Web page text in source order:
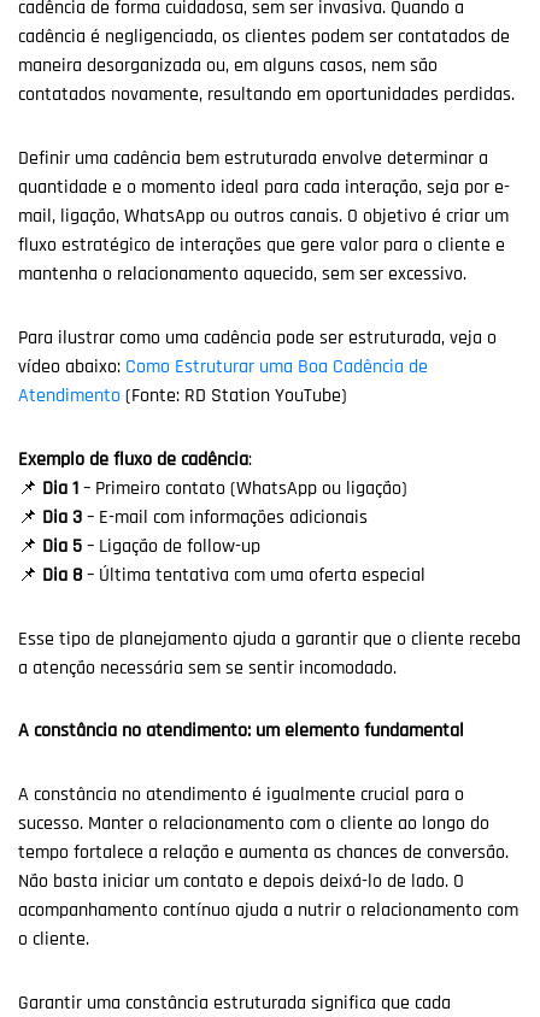
cadência de forma cuidadosa, sem ser invasiva. Quando a
cadência é negligenciada, os clientes podem ser contatados de
maneira desorganizada ou, em alguns casos, nem são
contatados novamente, resultando em oportunidades perdidas.
Definir uma cadência bem estruturada envolve determinar a
quantidade e o momento ideal para cada interação, seja por e-
mail, ligação, WhatsApp ou outros canais. O objetivo é criar um
fluxo estratégico de interações que gere valor para o cliente e
mantenha o relacionamento aquecido, sem ser excessivo.
Para ilustrar como uma cadência pode ser estruturada, veja o
vídeo abaixo: Como Estruturar uma Boa Cadência de
Atendimento (Fonte: RD Station YouTube)
Exemplo de fluxo de cadência:
📌 Dia 1– Primeiro contato (WhatsApp ou ligação)
📌 Dia 3– E-mail com informações adicionais
📌 Dia 5– Ligação de follow-up
📌 Dia 8– Última tentativa com uma oferta especial
Esse tipo de planejamento ajuda a garantir que o cliente receba
a atenção necessária sem se sentir incomodado.
A constância no atendimento: um elemento fundamental
A constância no atendimento é igualmente crucial para o
sucesso. Manter o relacionamento com o cliente ao longo do
tempo fortalece a relação e aumenta as chances de conversão.
Não basta iniciar um contato e depois deixá-lo de lado. O
acompanhamento contínuo ajuda a nutrir o relacionamento com
o cliente.
Garantir uma constância estruturada significa que cada